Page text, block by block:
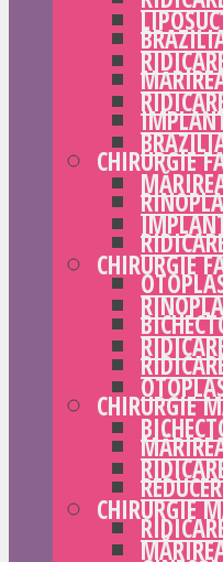
CHIRURGIE
CHIRURGIE
CHIRURGIE
CHIRURGIE